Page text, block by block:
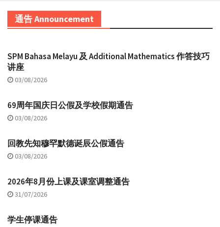
通告 Announcement
SPM Bahasa Melayu 及 Additional Mathematics 作答技巧
讲座
03/08/2026
69周年国庆日公假及学校假期通告
03/08/2026
回教先知穆罕默德诞辰公假通告
03/08/2026
2026年8月份上课及课室调整通告
31/07/2026
学生停课通告